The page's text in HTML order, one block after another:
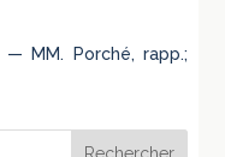
MM. Porché, rapp.;